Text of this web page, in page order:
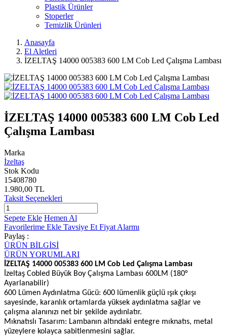
Plastik Ürünler
Stoperler
Temizlik Ürünleri
Anasayfa
El Aletleri
İZELTAŞ 14000 005383 600 LM Cob Led Çalışma Lambası
İZELTAŞ 14000 005383 600 LM Cob Led
Çalışma Lambası
Marka
İzeltaş
Stok Kodu
15408780
1.980,00 TL
Taksit Seçenekleri
Sepete Ekle Hemen Al
Favorilerime Ekle Tavsiye Et Fiyat Alarmı
Paylaş :
ÜRÜN BİLGİSİ
ÜRÜN YORUMLARI
İZELTAŞ 14000 005383 600 LM Cob Led Çalışma Lambası
İzeltaş Cobled Büyük Boy Çalışma Lambası 600LM (180°
Ayarlanabilir)
600 Lümen Aydınlatma Gücü: 600 lümenlik güçlü ışık çıkışı
sayesinde, karanlık ortamlarda yüksek aydınlatma sağlar ve
çalışma alanınızı net bir şekilde aydınlatır.
Mıknatıslı Tasarım: Lambanın altındaki entegre mıknatıs, metal
yüzeylere kolayca sabitlenmesini sağlar.